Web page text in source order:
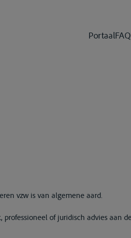
PortaalFAQ
vzw is van algemene aard.
of juridisch advies aan